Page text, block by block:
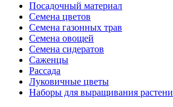
Посадочный материал
Семена цветов
Семена газонных трав
Семена овощей
Семена сидератов
Саженцы
Рассада
Луковичные цветы
Наборы для выращивания